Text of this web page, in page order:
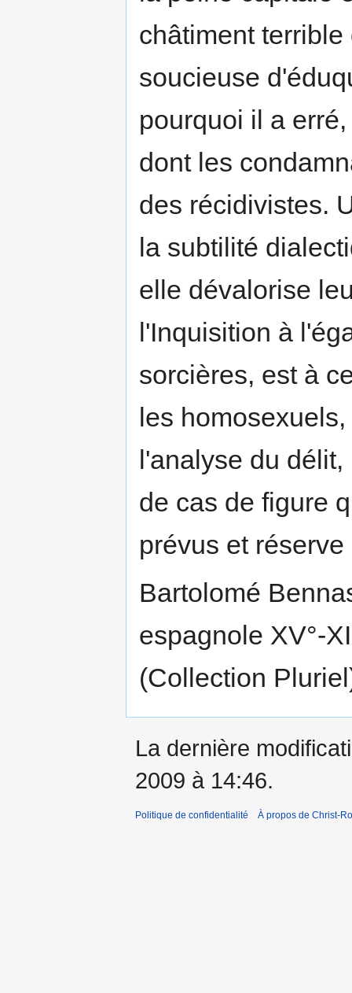
châtiment
soucieuse
pourquoi il a
dont les
des récidivistes.
la subtilité
elle dévalorise
l'Inquisition à
sor­cières, est à
les
l'analyse du
de cas de figure
prévus et
Bartolomé
espagnole XV°-
(Collection
La dernière
2009 à 14:46.
Politique de confidentialité À propos de Christ-